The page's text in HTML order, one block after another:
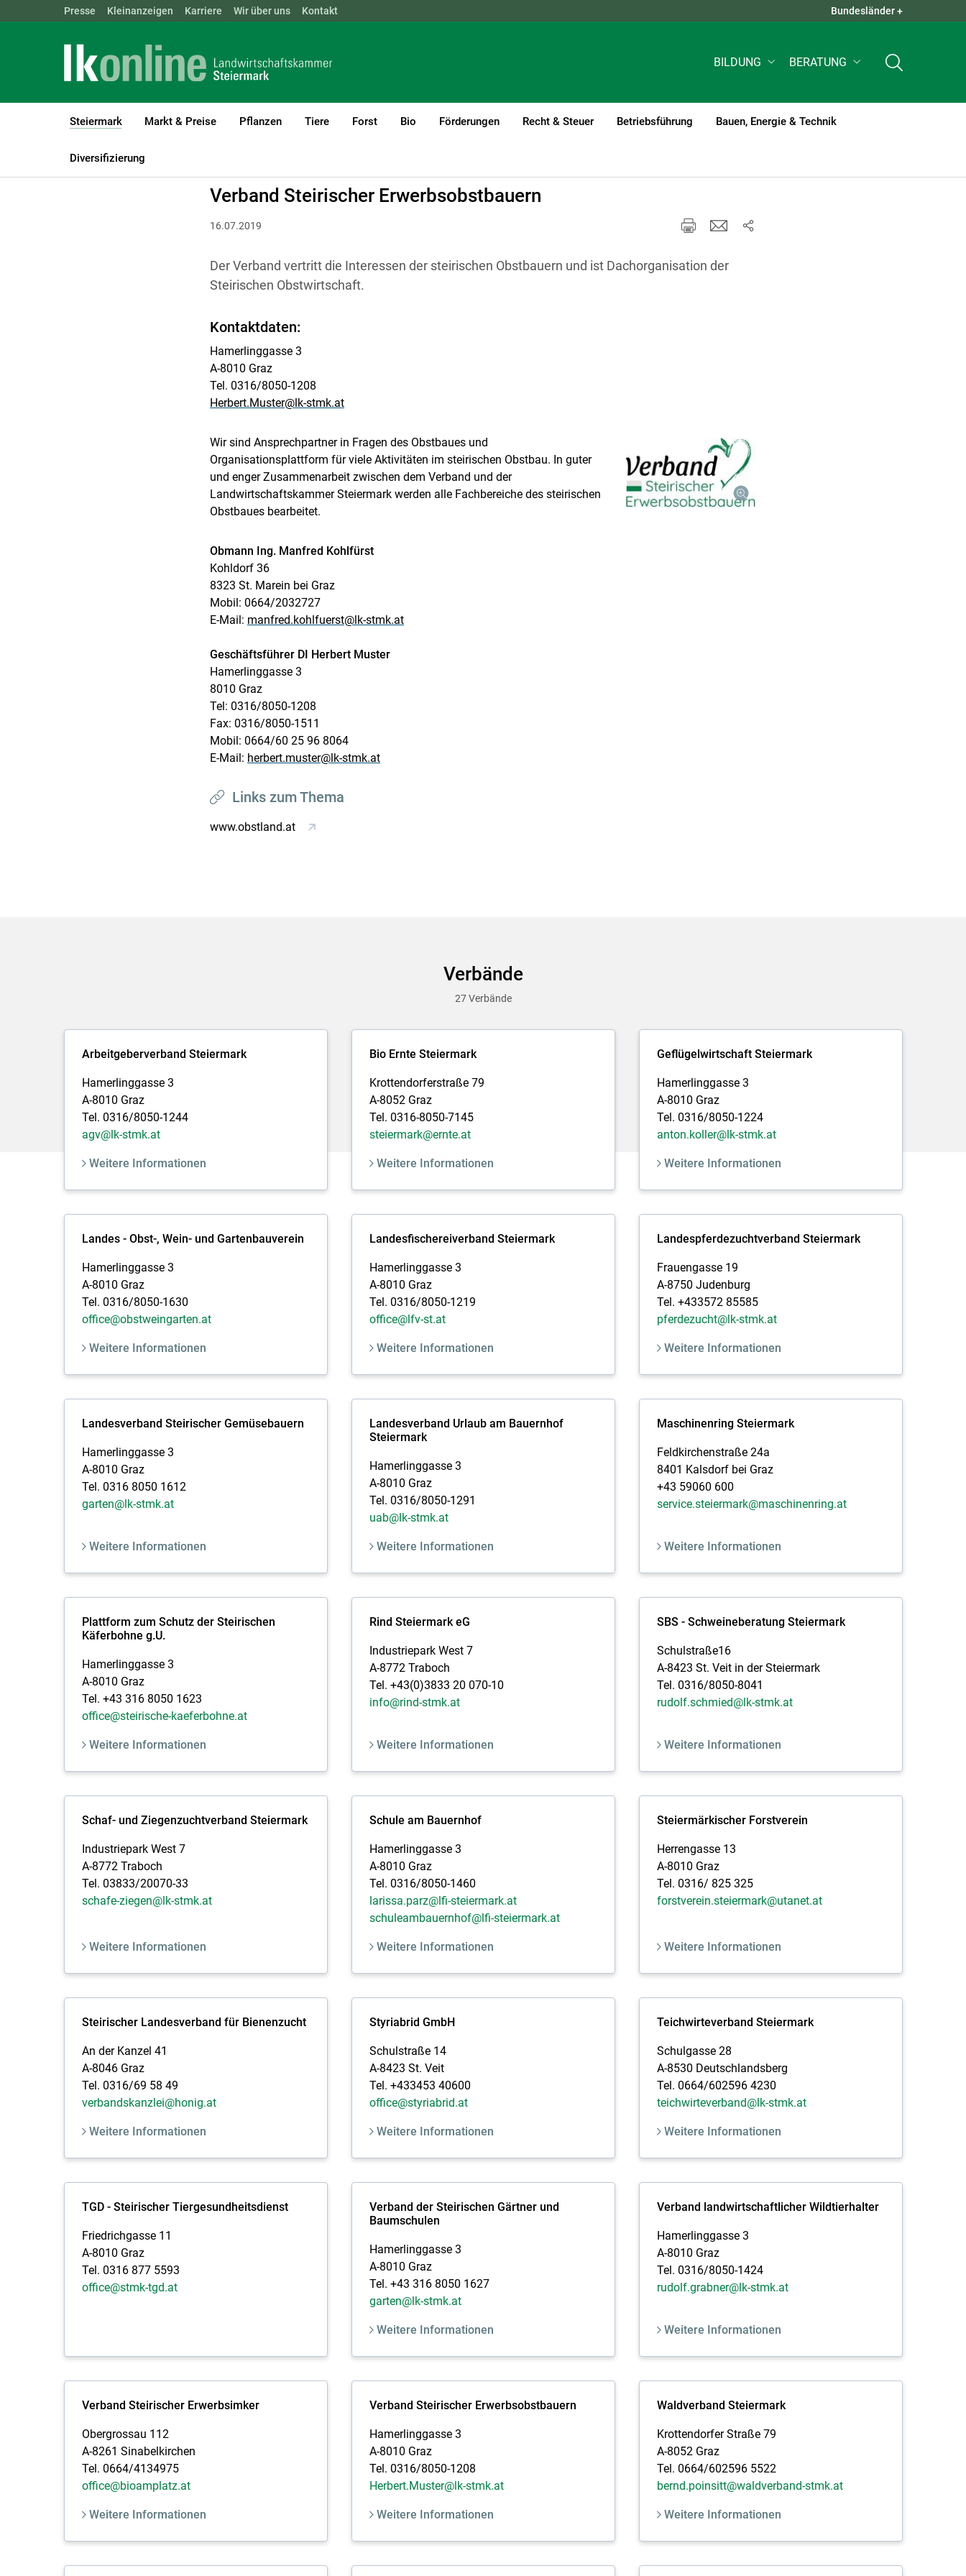
Landwirtschaftskammern: ÖSTERREICH BGLD KTN NÖ QUICK LINKS +
Presse Kleinanzeigen Karriere Wir über uns Kontakt Bundesländer +
BILDUNG BERATUNG
Steiermark
(current)1
Markt & Preise Pflanzen Tiere Forst Bio Förderungen Recht & Steuer Betriebsführung Bauen, Energie & Technik
Diversifizierung
LK Steiermark Steiermark
Verband Steirischer Erwerbsobstbauern
16.07.2019
Der Verband vertritt die Interessen der steirischen Obstbauern und ist Dachorganisation der
Steirischen Obstwirtschaft.
Kontaktdaten:
Hamerlinggasse 3
A-8010 Graz
Tel. 0316/8050-1208
Herbert.Muster@lk-stmk.at
Wir sind Ansprechpartner in Fragen des Obstbaues und
Organisationsplattform für viele Aktivitäten im steirischen Obstbau. In guter
und enger Zusammenarbeit zwischen dem Verband und der
Landwirtschaftskammer Steiermark werden alle Fachbereiche des steirischen
Obstbaues bearbeitet.
Obmann Ing. Manfred Kohlfürst
Kohldorf 36
8323 St. Marein bei Graz
Mobil: 0664/2032727
E-Mail: manfred.kohlfuerst@lk-stmk.at
Geschäftsführer DI Herbert Muster
Hamerlinggasse 3
8010 Graz
Tel: 0316/8050-1208
Fax: 0316/8050-1511
Mobil: 0664/60 25 96 8064
E-Mail: herbert.muster@lk-stmk.at
Links zum Thema
www.obstland.at
Verbände
27 Verbände
Arbeitgeberverband Steiermark
Hamerlinggasse 3
A-8010 Graz
Tel. 0316/8050-1244
agv@lk-stmk.at
Weitere Informationen
Bio Ernte Steiermark
Krottendorferstraße 79
A-8052 Graz
Tel. 0316-8050-7145
steiermark@ernte.at
Weitere Informationen
Geflügelwirtschaft Steiermark
Hamerlinggasse 3
A-8010 Graz
Tel. 0316/8050-1224
anton.koller@lk-stmk.at
Weitere Informationen
Landes - Obst-, Wein- und Gartenbauverein
Hamerlinggasse 3
A-8010 Graz
Tel. 0316/8050-1630
office@obstweingarten.at
Weitere Informationen
Landesfischereiverband Steiermark
Hamerlinggasse 3
A-8010 Graz
Tel. 0316/8050-1219
office@lfv-st.at
Weitere Informationen
Landespferdezuchtverband Steiermark
Frauengasse 19
A-8750 Judenburg
Tel. +433572 85585
pferdezucht@lk-stmk.at
Weitere Informationen
Landesverband Steirischer Gemüsebauern
Hamerlinggasse 3
A-8010 Graz
Tel. 0316 8050 1612
garten@lk-stmk.at
Weitere Informationen
Landesverband Urlaub am Bauernhof
Steiermark
Hamerlinggasse 3
A-8010 Graz
Tel. 0316/8050-1291
uab@lk-stmk.at
Weitere Informationen
Maschinenring Steiermark
Feldkirchenstraße 24a
8401 Kalsdorf bei Graz
+43 59060 600
service.steiermark@maschinenring.at
Weitere Informationen
Plattform zum Schutz der Steirischen
Käferbohne g.U.
Hamerlinggasse 3
A-8010 Graz
Tel. +43 316 8050 1623
office@steirische-kaeferbohne.at
Weitere Informationen
Rind Steiermark eG
Industriepark West 7
A-8772 Traboch
Tel. +43(0)3833 20 070-10
info@rind-stmk.at
Weitere Informationen
SBS - Schweineberatung Steiermark
Schulstraße16
A-8423 St. Veit in der Steiermark
Tel. 0316/8050-8041
rudolf.schmied@lk-stmk.at
Weitere Informationen
Schaf- und Ziegenzuchtverband Steiermark
Industriepark West 7
A-8772 Traboch
Tel. 03833/20070-33
schafe-ziegen@lk-stmk.at
Weitere Informationen
Schule am Bauernhof
Hamerlinggasse 3
A-8010 Graz
Tel. 0316/8050-1460
larissa.parz@lfi-steiermark.at
schuleambauernhof@lfi-steiermark.at
Weitere Informationen
Steiermärkischer Forstverein
Herrengasse 13
A-8010 Graz
Tel. 0316/ 825 325
forstverein.steiermark@utanet.at
Weitere Informationen
Steirischer Landesverband für Bienenzucht
An der Kanzel 41
A-8046 Graz
Tel. 0316/69 58 49
verbandskanzlei@honig.at
Weitere Informationen
Styriabrid GmbH
Schulstraße 14
A-8423 St. Veit
Tel. +433453 40600
office@styriabrid.at
Weitere Informationen
Teichwirteverband Steiermark
Schulgasse 28
A-8530 Deutschlandsberg
Tel. 0664/602596 4230
teichwirteverband@lk-stmk.at
Weitere Informationen
TGD - Steirischer Tiergesundheitsdienst
Friedrichgasse 11
A-8010 Graz
Tel. 0316 877 5593
office@stmk-tgd.at
Verband der Steirischen Gärtner und
Baumschulen
Hamerlinggasse 3
A-8010 Graz
Tel. +43 316 8050 1627
garten@lk-stmk.at
Weitere Informationen
Verband landwirtschaftlicher Wildtierhalter
Hamerlinggasse 3
A-8010 Graz
Tel. 0316/8050-1424
rudolf.grabner@lk-stmk.at
Weitere Informationen
Verband Steirischer Erwerbsimker
Obergrossau 112
A-8261 Sinabelkirchen
Tel. 0664/4134975
office@bioamplatz.at
Weitere Informationen
Verband Steirischer Erwerbsobstbauern
Hamerlinggasse 3
A-8010 Graz
Tel. 0316/8050-1208
Herbert.Muster@lk-stmk.at
Weitere Informationen
Waldverband Steiermark
Krottendorfer Straße 79
A-8052 Graz
Tel. 0664/602596 5522
bernd.poinsitt@waldverband-stmk.at
Weitere Informationen